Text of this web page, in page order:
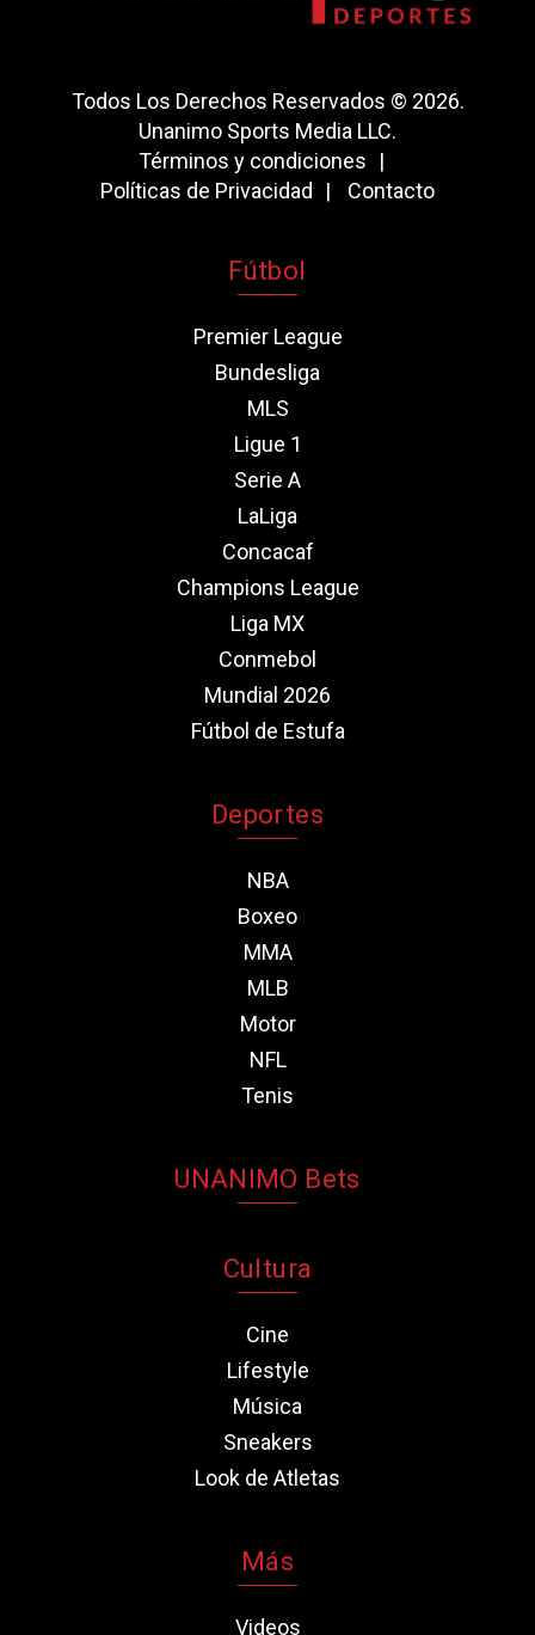
Todos Los Derechos Reservados © 2026.
Unanimo Sports Media LLC.
Términos y condiciones
Políticas de Privacidad
Contacto
Fútbol
Premier League
Bundesliga
MLS
Ligue 1
Serie A
LaLiga
Concacaf
Champions League
Liga MX
Conmebol
Mundial 2026
Fútbol de Estufa
Deportes
NBA
Boxeo
MMA
MLB
Motor
NFL
Tenis
UNANIMO Bets
Cultura
Cine
Lifestyle
Música
Sneakers
Look de Atletas
Más
Videos